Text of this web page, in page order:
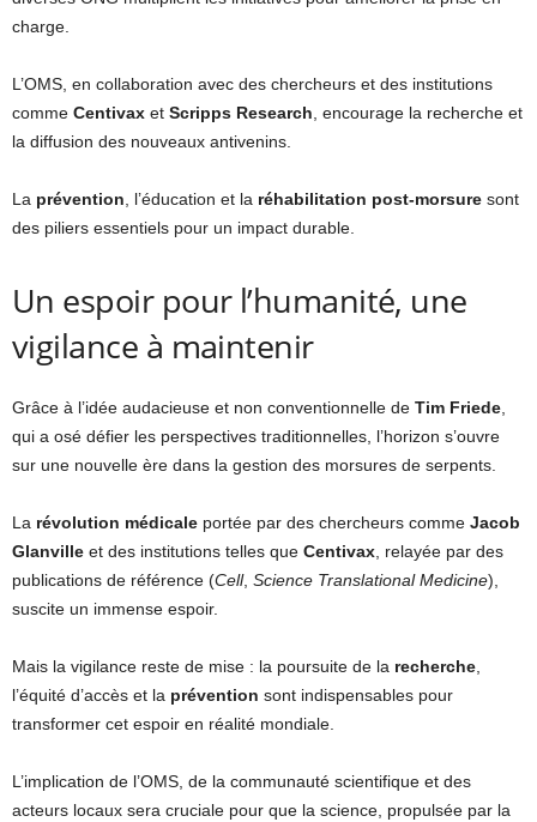
charge.
L’OMS, en collaboration avec des chercheurs et des institutions
comme Centivax et Scripps Research, encourage la recherche et
la diffusion des nouveaux antivenins.
La prévention, l’éducation et la réhabilitation post-morsure sont
des piliers essentiels pour un impact durable.
Un espoir pour l’humanité, une
vigilance à maintenir
Grâce à l’idée audacieuse et non conventionnelle de Tim Friede,
qui a osé défier les perspectives traditionnelles, l’horizon s’ouvre
sur une nouvelle ère dans la gestion des morsures de serpents.
La révolution médicale portée par des chercheurs comme Jacob
Glanville et des institutions telles que Centivax, relayée par des
publications de référence (Cell, Science Translational Medicine),
suscite un immense espoir.
Mais la vigilance reste de mise : la poursuite de la recherche,
l’équité d’accès et la prévention sont indispensables pour
transformer cet espoir en réalité mondiale.
L’implication de l’OMS, de la communauté scientifique et des
acteurs locaux sera cruciale pour que la science, propulsée par la